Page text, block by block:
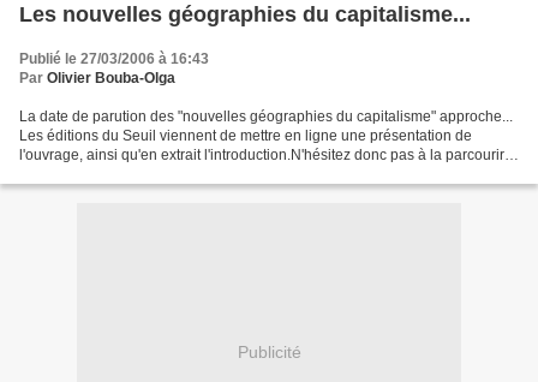
Les nouvelles géographies du capitalisme...
Publié le 27/03/2006 à 16:43
Par Olivier Bouba-Olga
La date de parution des "nouvelles géographies du capitalisme" approche...
Les éditions du Seuil viennent de mettre en ligne une présentation de
l'ouvrage, ainsi qu'en extrait l'introduction.N'hésitez donc pas à la parcourir
Publicité